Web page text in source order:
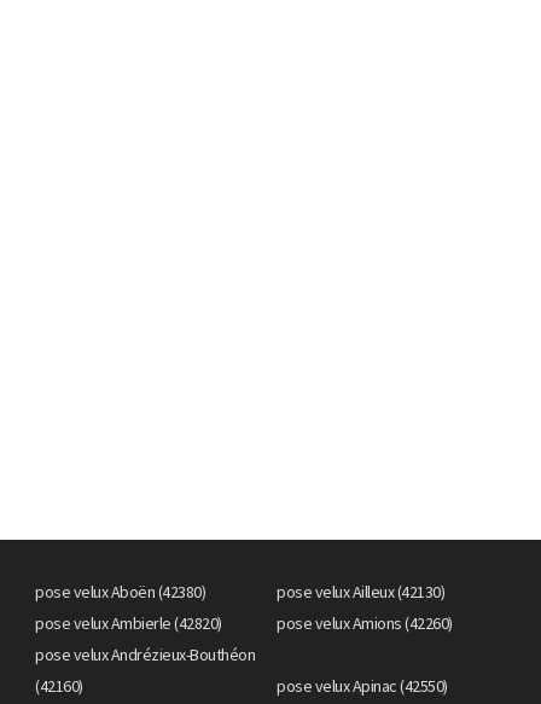
pose velux Aboën (42380)
pose velux Ailleux (42130)
pose velux Ambierle (42820)
pose velux Amions (42260)
pose velux Andrézieux-Bouthéon
(42160)
pose velux Apinac (42550)